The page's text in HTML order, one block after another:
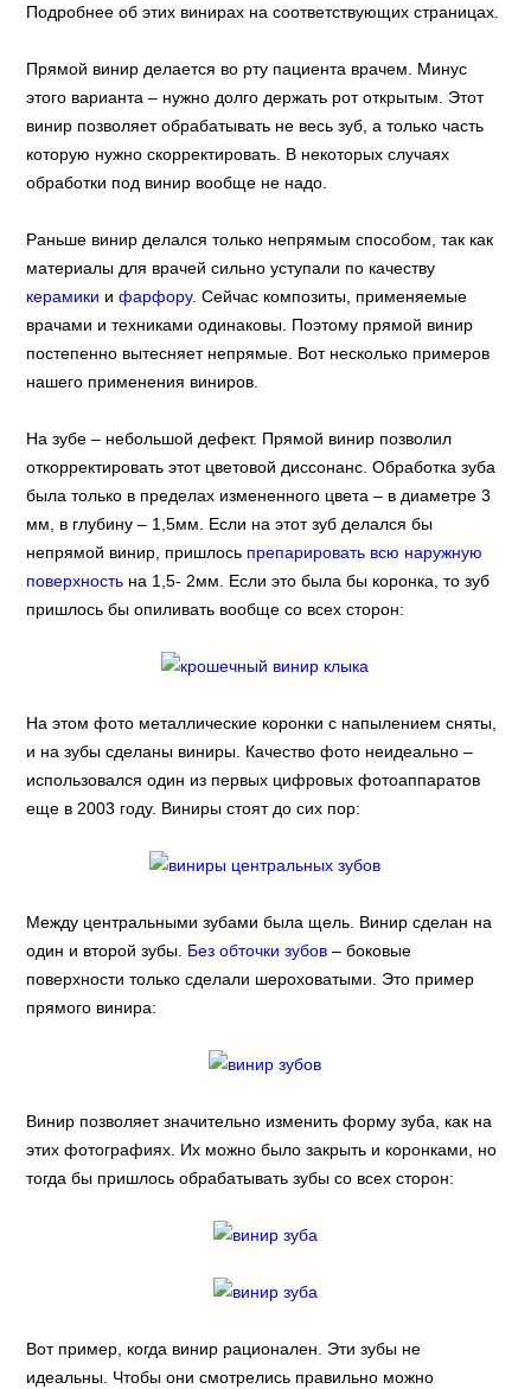
Подробнее об этих винирах на соответствующих страницах.
Прямой винир делается во рту пациента врачем. Минус
этого варианта – нужно долго держать рот открытым. Этот
винир позволяет обрабатывать не весь зуб, а только часть
которую нужно скорректировать. В некоторых случаях
обработки под винир вообще не надо.
Раньше винир делался только непрямым способом, так как
материалы для врачей сильно уступали по качеству
керамики ифарфору. Сейчас композиты, применяемые
врачами и техниками одинаковы. Поэтому прямой винир
постепенно вытесняет непрямые. Вот несколько примеров
нашего применения виниров.
На зубе – небольшой дефект. Прямой винир позволил
откорректировать этот цветовой диссонанс. Обработка зуба
была только в пределах измененного цвета – в диаметре 3
мм, в глубину – 1,5мм. Если на этот зуб делался бы
непрямой винир, пришлось препарировать всю наружную
поверхность на 1,5- 2мм. Если это была бы коронка, то зуб
пришлось бы опиливать вообще со всех сторон:
На этом фото металлические коронки с напылением сняты,
и на зубы сделаны виниры. Качество фото неидеально –
использовался один из первых цифровых фотоаппаратов
еще в 2003 году. Виниры стоят до сих пор:
Между центральными зубами была щель. Винир сделан на
один и второй зубы. Без обточки зубов – боковые
поверхности только сделали шероховатыми. Это пример
прямого винира:
Винир позволяет значительно изменить форму зуба, как на
этих фотографиях. Их можно было закрыть и коронками, но
тогда бы пришлось обрабатывать зубы со всех сторон:
Вот пример, когда винир рационален. Эти зубы не
идеальны. Чтобы они смотрелись правильно можно